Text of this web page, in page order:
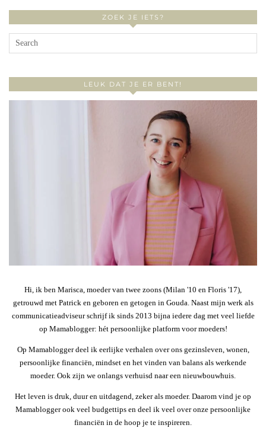
ZOEK JE IETS?
LEUK DAT JE ER BENT!
Hi, ik ben Marisca, moeder van twee zoons (Milan '10 en Floris '17),
getrouwd met Patrick en geboren en getogen in Gouda. Naast mijn werk als
communicatieadviseur schrijf ik sinds 2013 bijna iedere dag met veel liefde
op Mamablogger: hét persoonlijke platform voor moeders!
Op Mamablogger deel ik eerlijke verhalen over ons gezinsleven, wonen,
persoonlijke financiën, mindset en het vinden van balans als werkende
moeder. Ook zijn we onlangs verhuisd naar een nieuwbouwhuis.
Het leven is druk, duur en uitdagend, zeker als moeder. Daarom vind je op
Mamablogger ook veel budgettips en deel ik veel over onze persoonlijke
financiën in de hoop je te inspireren.